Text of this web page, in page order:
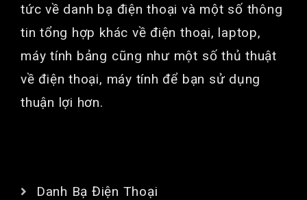
tức về danh bạ điện thoại và một số thông
tin tổng hợp khác về điện thoại, laptop,
máy tính bảng cũng như một số thủ thuật
về điện thoại, máy tính để bạn sử dụng
thuận lợi hơn.
Danh Bạ Điện Thoại